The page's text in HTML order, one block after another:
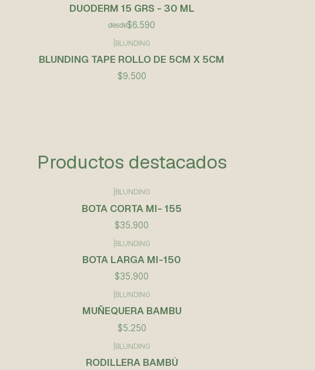
DUODERM 15 GRS - 30 ML
desde$6.590
BLUNDING
BLUNDING TAPE ROLLO DE 5CM X 5CM
$9.500
Productos destacados
BLUNDING
BOTA CORTA MI- 155
$35.900
BLUNDING
BOTA LARGA MI-150
$35.900
BLUNDING
MUÑEQUERA BAMBU
$5.250
BLUNDING
RODILLERA BAMBÚ